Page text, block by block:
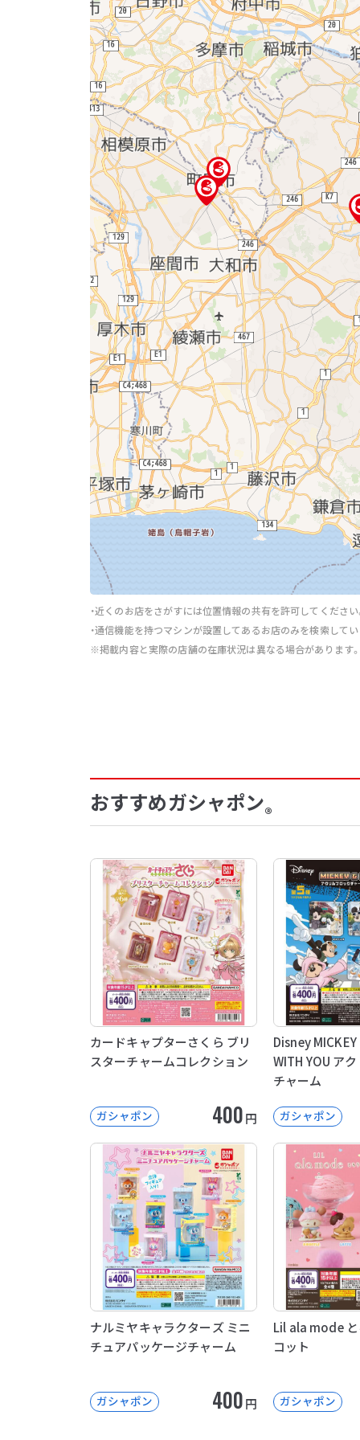
・近くのお店をさがすには位置情報の共有を許可してください
・通信機能を持つマシンが設置してあるお店のみを検索して
※掲載内容と実際の店舗の在庫状況は異なる場合があります
おすすめガシャポン®
カードキャプターさくら ブリ
スターチャームコレクション
ガシャポン 400円
Disney MICKEY
WITH YOU ア
チャーム
ガシャポン
ナルミヤキャラクターズ ミニ
チュアパッケージチャーム
ガシャポン 400円
Lil ala mode
コット
ガシャポン